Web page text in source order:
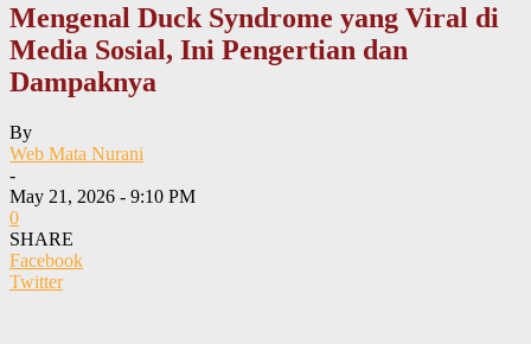
Mengenal Duck Syndrome yang Viral di
Media Sosial, Ini Pengertian dan
Dampaknya
By
Web Mata Nurani
-
May 21, 2026 - 9:10 PM
0
SHARE
Facebook
Twitter